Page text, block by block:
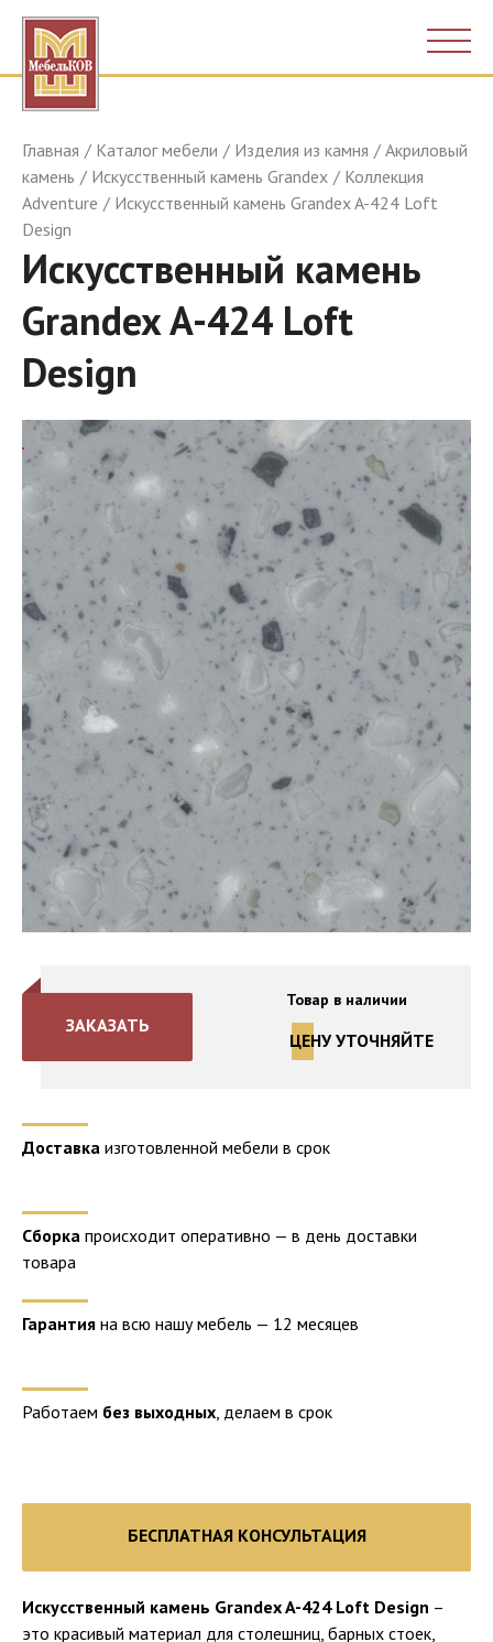
Главная Каталог мебели Изделия из камня
Акриловый
камень
Искусственный камень Grandex
Коллекция
Adventure
Искусственный камень Grandex A-424 Loft
Design
Искусственный камень
Grandex A-424 Loft
Design
Товар в наличии
ЦЕНУ УТОЧНЯЙТЕ
ЗАКАЗАТЬ
Доставка изготовленной мебели в срок
Сборка происходит оперативно — в день доставки
товара
Гарантия на всю нашу мебель — 12 месяцев
Работаем без выходных, делаем в срок
БЕСПЛАТНАЯ КОНСУЛЬТАЦИЯ
Искусственный камень Grandex A-424 Loft Design –
это красивый материал для столешниц, барных стоек,